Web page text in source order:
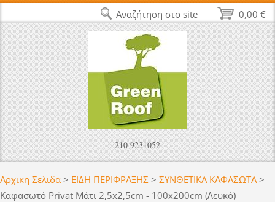
210 9231052
Αρχικη Σελιδα > ΕΙΔΗ ΠΕΡΙΦΡΑΞΗΣ > ΣΥΝΘΕΤΙΚΑ ΚΑΦΑΣΩΤΑ >
Καφασωτό Privat Mάτι 2,5x2,5cm - 100x200cm (Λευκό)
0,00 €
Αναζήτηση στο site